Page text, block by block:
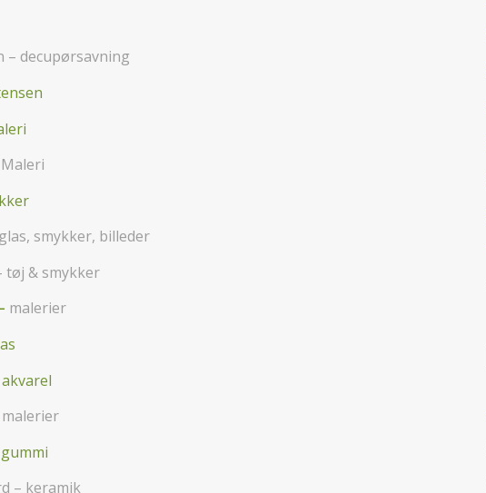
– decupørsavning
smykker, billeder
tøj & smykker
malerier
malerier
– keramik